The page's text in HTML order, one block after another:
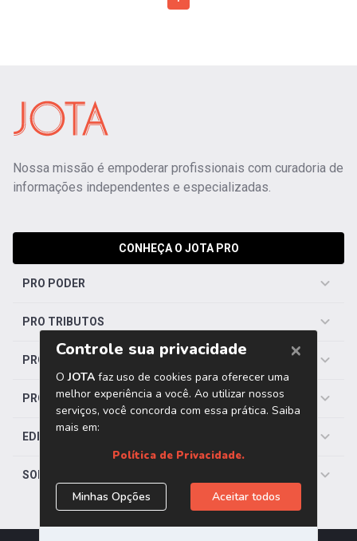
Nossa missão é empoderar profissionais com curadoria de
informações independentes e especializadas.
CONHEÇA O JOTA PRO
PRO PODER
PRO TRIBUTOS
PRO TRABALHISTA
PRO SAÚDE
EDITORIAS
SOBRE O JOTA